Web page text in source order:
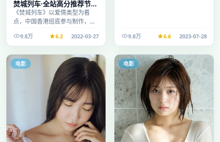
焚城列车·全站高分推荐节奏
紧凑值得追看
《焚城列车》以爱情类型为看
点，中国香港班底参与制作，叙
段观看。
9.8万 6.2 2022-03-27 9.8万 6.6 2023-07-28
电影 电影